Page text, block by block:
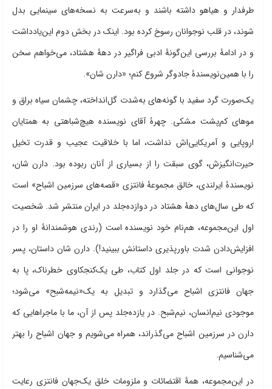
طرفدار و هیاهو داشته باشند و به‌سرعت به نسخه‌های سینمایی بدل
شوند، در قلب نوجوانان رسوخ کرده بود. اینک در بخش دوم این‌یادداشت
و در ادامۀ بررسی این‌گونۀ ادبی فراگیر در دهۀ هشتاد، می‌خواهم سخن
را با همین‌نویسندۀ جادوگر شروع کنم؛ «دارن شان».
یک‌صورت گرد سفید با گونه‌های به‌شدت گل‌انداخته، چشمان سیاه براق و
موهای کم‌پشت مشکی. چهرۀ آقای نویسنده هیچ‌شباهتی به همتایان
اروپایی و آمریکایی‌اش نداشت، اما با خلاقیت عجیب و قدرت تخیل
حیرت‌انگیزش، گوی سبقت را از بسیاری از آنان ربوده بود. دارن شان،
نویسندۀ ایرلندی، خالق مجموعۀ فانتزی «قصه‌های سرزمین اشباح» است
که طی سال‌های دهۀ هشتاد در دوازده‌جلد در ایران منتشر شد. شخصیت
اول این‌مجموعه، هم‌نام خود نویسنده است (رندی هوشمندانۀ او را در
افزایش‌دادن شدت باورپذیری داستانش ببینید!). دارن شان داستان، پسر
نوجوانی است که در جلد اول کتاب، طی یک‌کنجکاوی خطرناک، پا به
جهان فانتزی اشباح می‌گذارد و تبدیل به یک‌«نیمه‌شبح» می‌شود؛
موجودی نیم‌انسان، نیم‌شبح. در یازده‌جلد پس از آن، ما با ماجراهایی که
دارن در سرزمین اشباح می‌گذراند، همراه می‌شویم و جهان اشباح را بهتر
می‌شناسیم.
در این‌مجموعه، همۀ اقتضائات و ملزومات خلق یک‌جهان فانتزی رعایت